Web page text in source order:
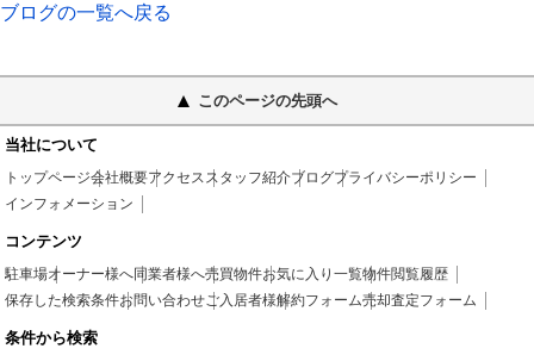
ブログの一覧へ戻る
このページの先頭へ
当社について
トップページ会社概要アクセススタッフ紹介ブログプライバシーポリシー
インフォメーション
コンテンツ
駐車場オーナー様へ同業者様へ売買物件お気に入り一覧物件閲覧履歴
保存した検索条件お問い合わせご入居者様解約フォーム売却査定フォーム
条件から検索